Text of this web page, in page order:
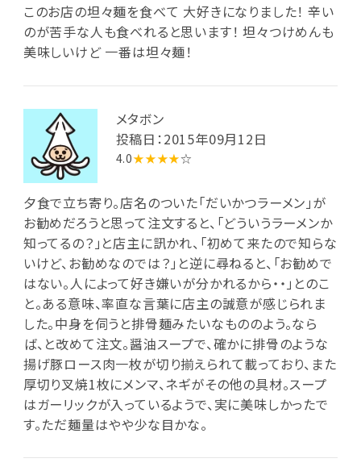
このお店の坦々麺を食べて 大好きになりました！ 辛い
のが苦手な人も食べれると思います！ 坦々つけめんも
美味しいけど 一番は坦々麺！
メタボン
投稿日：2015年09月12日
4.0★★★★☆
夕食で立ち寄り。店名のついた「だいかつラーメン」が
お勧めだろうと思って注文すると、「どういうラーメンか
知ってるの？」と店主に訊かれ、「初めて来たので知らな
いけど、お勧めなのでは？」と逆に尋ねると、「お勧めで
はない。人によって好き嫌いが分かれるから・・」とのこ
と。ある意味、率直な言葉に店主の誠意が感じられま
した。中身を伺うと排骨麺みたいなもののよう。なら
ば、と改めて注文。醤油スープで、確かに排骨のような
揚げ豚ロース肉一枚が切り揃えられて載っており、また
厚切り叉焼1枚にメンマ、ネギがその他の具材。スープ
はガーリックが入っているようで、実に美味しかったで
す。ただ麺量はやや少な目かな。